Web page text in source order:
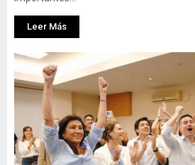
Leer Más